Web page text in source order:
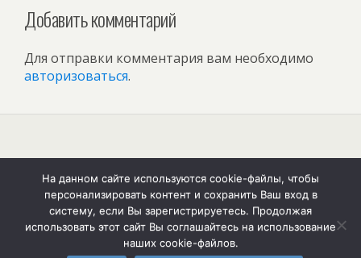
Добавить комментарий
Для отправки комментария вам необходимо
авторизоваться.
Наверх
Мобильн. Компьютерная
На данном сайте используются cookie-файлы, чтобы
персонализировать контент и сохранить Ваш вход в
систему, если Вы зарегистрируетесь. Продолжая
использовать этот сайт Вы соглашайтесь на использование
наших cookie-файлов.